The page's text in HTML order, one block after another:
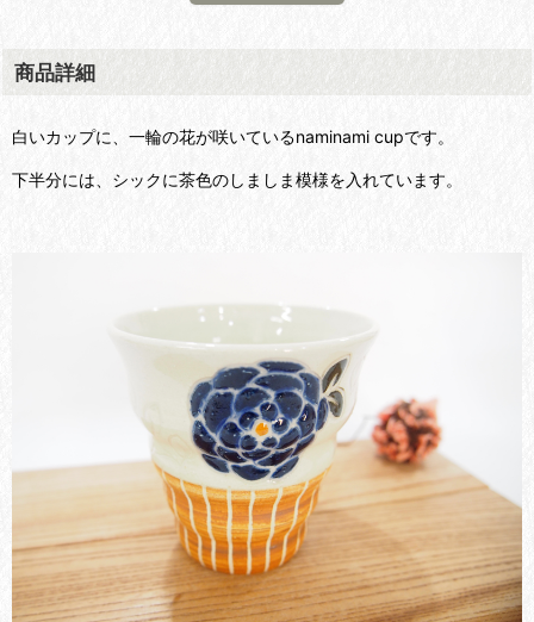
商品詳細
白いカップに、一輪の花が咲いているnaminami cupです。
下半分には、シックに茶色のしましま模様を入れています。